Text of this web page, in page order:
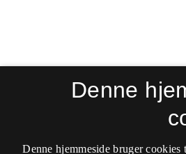
Denne
Denne hjemmeside bruger